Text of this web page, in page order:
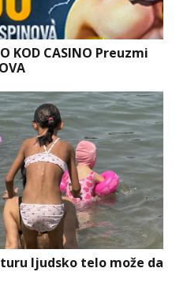
KOD CASINO Preuzmi
ljudsko telo može da